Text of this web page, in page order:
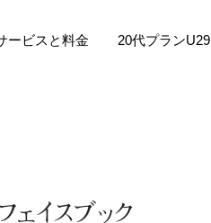
ービスと料金 20代プランU29
イスブック